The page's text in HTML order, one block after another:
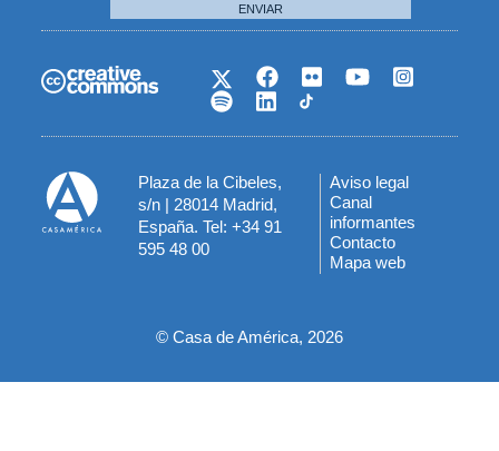
ENVIAR
Plaza de la Cibeles,
s/n | 28014 Madrid,
España. Tel: +34 91
595 48 00
Menú
del
pie
Aviso legal
Canal
informantes
Contacto
Mapa web
© Casa de América, 2026